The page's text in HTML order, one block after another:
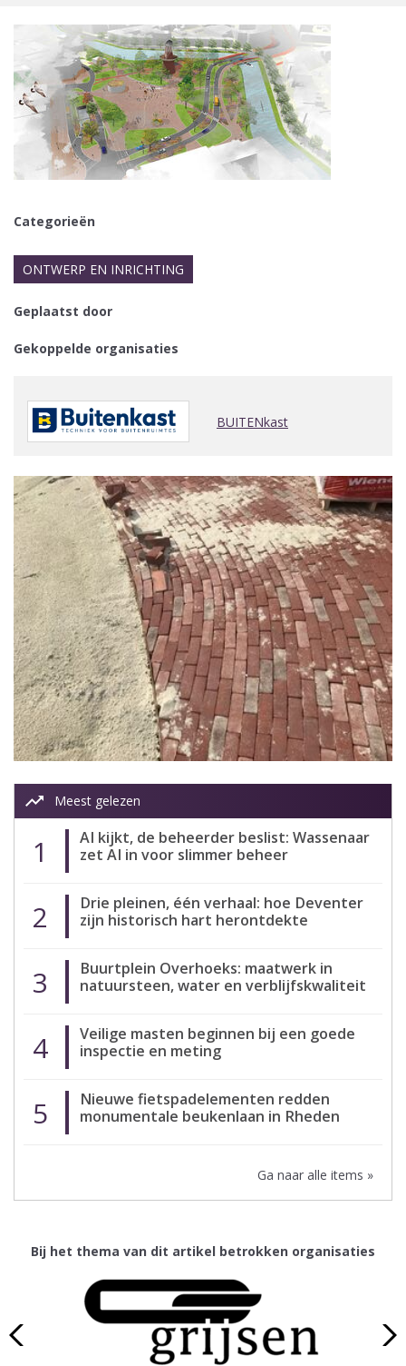
Categorieën
ONTWERP EN INRICHTING
Geplaatst door
Gekoppelde organisaties
BUITENkast
trending_up Meest gelezen
1
AI kijkt, de beheerder beslist: Wassenaar
zet AI in voor slimmer beheer
2
Drie pleinen, één verhaal: hoe Deventer
zijn historisch hart herontdekte
3
Buurtplein Overhoeks: maatwerk in
natuursteen, water en verblijfskwaliteit
4
Veilige masten beginnen bij een goede
inspectie en meting
5
Nieuwe fietspadelementen redden
monumentale beukenlaan in Rheden
Ga naar alle items »
Bij het thema van dit artikel betrokken organisaties